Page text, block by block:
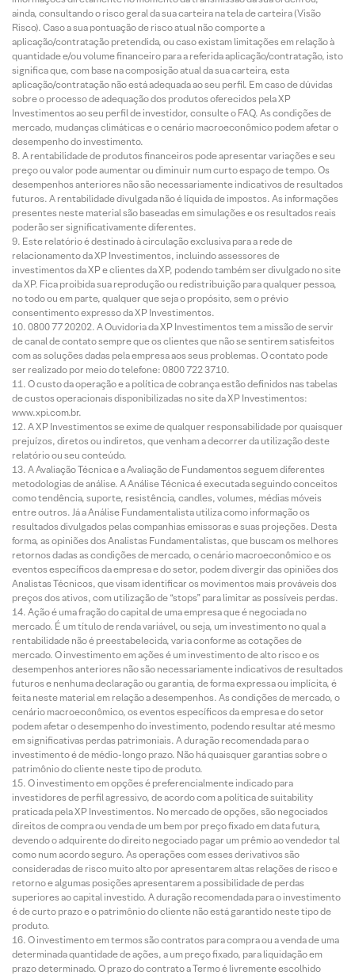
ainda, consultando o risco geral da sua carteira na tela de carteira (Visão
Risco). Caso a sua pontuação de risco atual não comporte a
aplicação/contratação pretendida, ou caso existam limitações em relação à
quantidade e/ou volume financeiro para a referida aplicação/contratação, isto
significa que, com base na composição atual da sua carteira, esta
aplicação/contratação não está adequada ao seu perfil. Em caso de dúvidas
sobre o processo de adequação dos produtos oferecidos pela XP
Investimentos ao seu perfil de investidor, consulte o FAQ. As condições de
mercado, mudanças climáticas e o cenário macroeconômico podem afetar o
desempenho do investimento.
A rentabilidade de produtos financeiros pode apresentar variações e seu
preço ou valor pode aumentar ou diminuir num curto espaço de tempo. Os
desempenhos anteriores não são necessariamente indicativos de resultados
futuros. A rentabilidade divulgada não é líquida de impostos. As informações
presentes neste material são baseadas em simulações e os resultados reais
poderão ser significativamente diferentes.
Este relatório é destinado à circulação exclusiva para a rede de
relacionamento da XP Investimentos, incluindo assessores de
investimentos da XP e clientes da XP, podendo também ser divulgado no site
da XP. Fica proibida sua reprodução ou redistribuição para qualquer pessoa,
no todo ou em parte, qualquer que seja o propósito, sem o prévio
consentimento expresso da XP Investimentos.
0800 77 20202. A Ouvidoria da XP Investimentos tem a missão de servir
de canal de contato sempre que os clientes que não se sentirem satisfeitos
com as soluções dadas pela empresa aos seus problemas. O contato pode
ser realizado por meio do telefone: 0800 722 3710.
O custo da operação e a política de cobrança estão definidos nas tabelas
de custos operacionais disponibilizadas no site da XP Investimentos:
www.xpi.com.br.
A XP Investimentos se exime de qualquer responsabilidade por quaisquer
prejuízos, diretos ou indiretos, que venham a decorrer da utilização deste
relatório ou seu conteúdo.
A Avaliação Técnica e a Avaliação de Fundamentos seguem diferentes
metodologias de análise. A Análise Técnica é executada seguindo conceitos
como tendência, suporte, resistência, candles, volumes, médias móveis
entre outros. Já a Análise Fundamentalista utiliza como informação os
resultados divulgados pelas companhias emissoras e suas projeções. Desta
forma, as opiniões dos Analistas Fundamentalistas, que buscam os melhores
retornos dadas as condições de mercado, o cenário macroeconômico e os
eventos específicos da empresa e do setor, podem divergir das opiniões dos
Analistas Técnicos, que visam identificar os movimentos mais prováveis dos
preços dos ativos, com utilização de “stops” para limitar as possíveis perdas.
Ação é uma fração do capital de uma empresa que é negociada no
mercado. É um título de renda variável, ou seja, um investimento no qual a
rentabilidade não é preestabelecida, varia conforme as cotações de
mercado. O investimento em ações é um investimento de alto risco e os
desempenhos anteriores não são necessariamente indicativos de resultados
futuros e nenhuma declaração ou garantia, de forma expressa ou implícita, é
feita neste material em relação a desempenhos. As condições de mercado, o
cenário macroeconômico, os eventos específicos da empresa e do setor
podem afetar o desempenho do investimento, podendo resultar até mesmo
em significativas perdas patrimoniais. A duração recomendada para o
investimento é de médio-longo prazo. Não há quaisquer garantias sobre o
patrimônio do cliente neste tipo de produto.
O investimento em opções é preferencialmente indicado para
investidores de perfil agressivo, de acordo com a política de suitability
praticada pela XP Investimentos. No mercado de opções, são negociados
direitos de compra ou venda de um bem por preço fixado em data futura,
devendo o adquirente do direito negociado pagar um prêmio ao vendedor tal
como num acordo seguro. As operações com esses derivativos são
consideradas de risco muito alto por apresentarem altas relações de risco e
retorno e algumas posições apresentarem a possibilidade de perdas
superiores ao capital investido. A duração recomendada para o investimento
é de curto prazo e o patrimônio do cliente não está garantido neste tipo de
produto.
O investimento em termos são contratos para compra ou a venda de uma
determinada quantidade de ações, a um preço fixado, para liquidação em
prazo determinado. O prazo do contrato a Termo é livremente escolhido